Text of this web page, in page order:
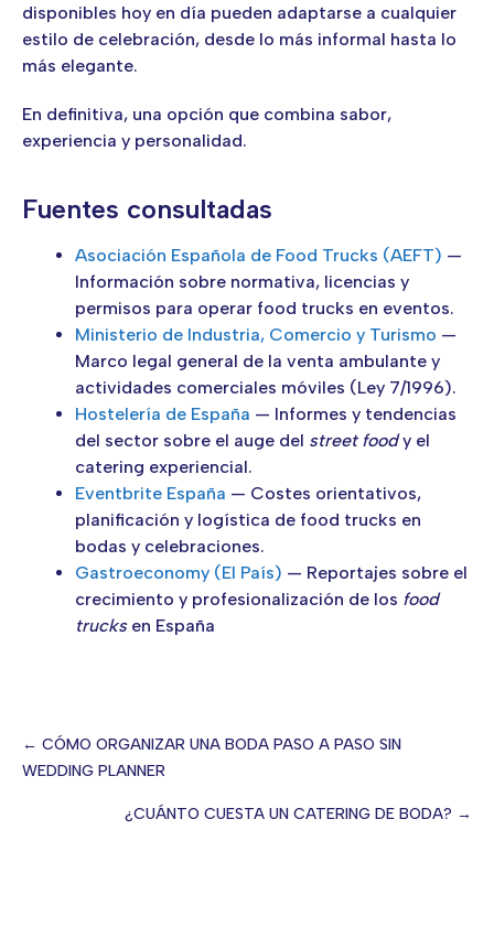
disponibles hoy en día pueden adaptarse a cualquier
estilo de celebración, desde lo más informal hasta lo
más elegante.
En definitiva, una opción que combina sabor,
experiencia y personalidad.
Fuentes consultadas
Asociación Española de Food Trucks (AEFT) —
Información sobre normativa, licencias y
permisos para operar food trucks en eventos.
Ministerio de Industria, Comercio y Turismo —
Marco legal general de la venta ambulante y
actividades comerciales móviles (Ley 7/1996).
Hostelería de España — Informes y tendencias
del sector sobre el auge del street foody el
catering experiencial.
Eventbrite España — Costes orientativos,
planificación y logística de food trucks en
bodas y celebraciones.
Gastroeconomy (El País) — Reportajes sobre el
crecimiento y profesionalización de los food
trucksen España
Posts
navigation
← CÓMO ORGANIZAR UNA BODA PASO A PASO SIN
WEDDING PLANNER
¿CUÁNTO CUESTA UN CATERING DE BODA? →